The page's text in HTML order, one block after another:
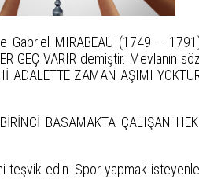
Gabriel MIRABEAU (1749 –
ER GEÇ VARIR demiştir. Mevlanın
ZAMAN AŞIMI
BASAMAKTA ÇALIŞAN
teşvik edin. Spor yapmak